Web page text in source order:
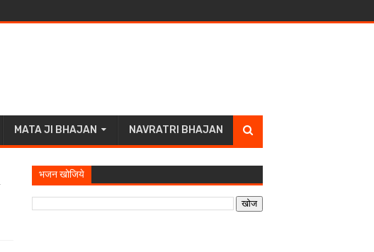
MATA JI BHAJAN NAVRATRI BHAJAN
भजन खोजिये